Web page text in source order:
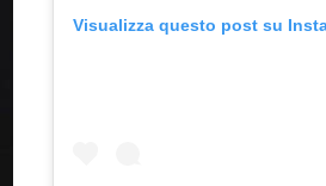
Visualizza questo post su